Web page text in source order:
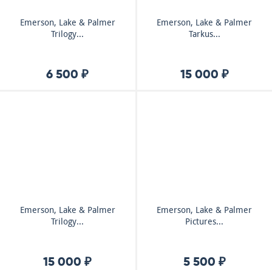
Emerson, Lake & Palmer
Trilogy...
6 500 ₽
Emerson, Lake & Palmer
Tarkus...
15 000 ₽
Emerson, Lake & Palmer
Trilogy...
15 000 ₽
Emerson, Lake & Palmer
Pictures...
5 500 ₽